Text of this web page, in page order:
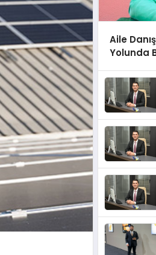
Aile
Yolunda